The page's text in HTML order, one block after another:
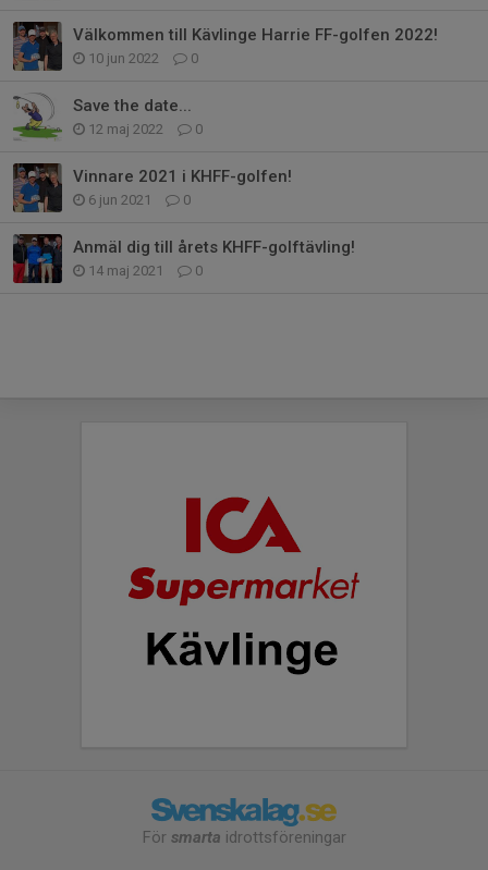
Välkommen till Kävlinge Harrie FF-golfen 2022!
10 jun 2022 0
Save the date...
12 maj 2022 0
Vinnare 2021 i KHFF-golfen!
6 jun 2021 0
Anmäl dig till årets KHFF-golftävling!
14 maj 2021 0
För smarta idrottsföreningar